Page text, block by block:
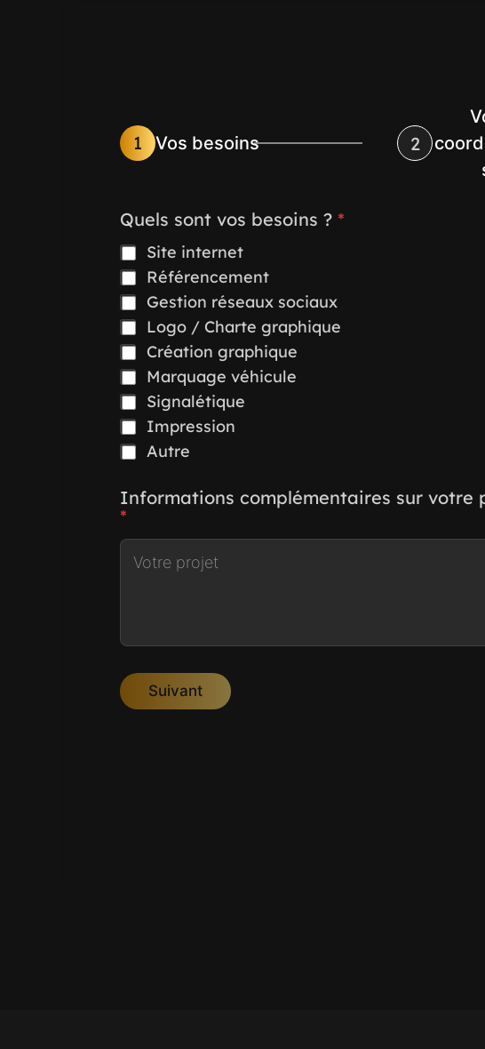
1 Vos besoins 2
Quels sont vos besoins ? *
Site internet
Référencement
Gestion réseaux sociaux
Logo / Charte graphique
Création graphique
Marquage véhicule
Signalétique
Impression
Autre
Informations complémentaires sur votre
*
Suivant